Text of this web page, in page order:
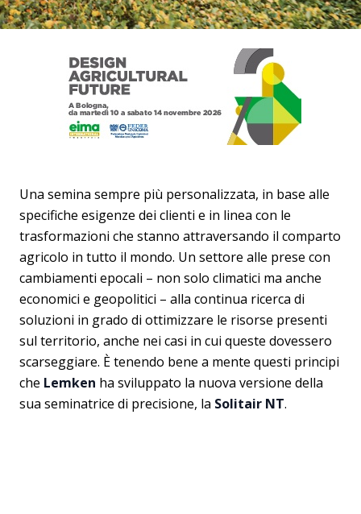
Una semina sempre più personalizzata, in base alle
specifiche esigenze dei clienti e in linea con le
trasformazioni che stanno attraversando il comparto
agricolo in tutto il mondo. Un settore alle prese con
cambiamenti epocali – non solo climatici ma anche
economici e geopolitici – alla continua ricerca di
soluzioni in grado di ottimizzare le risorse presenti
sul territorio, anche nei casi in cui queste dovessero
scarseggiare. È tenendo bene a mente questi principi
che Lemken ha sviluppato la nuova versione della
sua seminatrice di precisione, la Solitair NT.